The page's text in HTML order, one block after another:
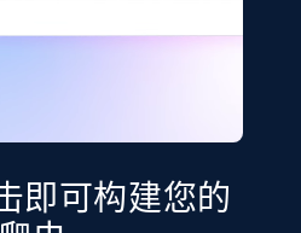
即可构建您的